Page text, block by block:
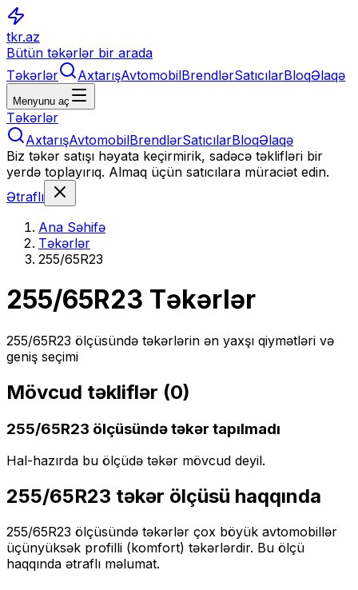
tkr.az
Bütün təkərlər bir arada
Təkərlər
AxtarışAvtomobilBrendlərSatıcılarBloqƏlaqə
Menyunu aç
Təkərlər
AxtarışAvtomobilBrendlərSatıcılarBloqƏlaqə
Biz təkər satışı həyata keçirmirik, sadəcə təklifləri bir
yerdə toplayırıq. Almaq üçün satıcılara müraciət edin.
Ətraflı
Ana Səhifə
Təkərlər
255/65R23
255/65R23 Təkərlər
255/65R23 ölçüsündə təkərlərin ən yaxşı qiymətləri və
geniş seçimi
Mövcud təkliflər (0)
255/65R23 ölçüsündə təkər tapılmadı
Hal-hazırda bu ölçüdə təkər mövcud deyil.
255/65R23 təkər ölçüsü haqqında
255/65R23 ölçüsündə təkərlər çox böyük avtomobillər
üçünyüksək profilli (komfort) təkərlərdir. Bu ölçü
haqqında ətraflı məlumat.